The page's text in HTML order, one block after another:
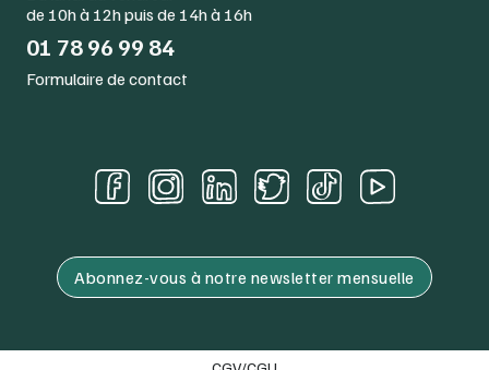
de 10h à 12h puis de 14h à 16h
01 78 96 99 84
Formulaire de contact
Abonnez-vous à notre newsletter mensuelle